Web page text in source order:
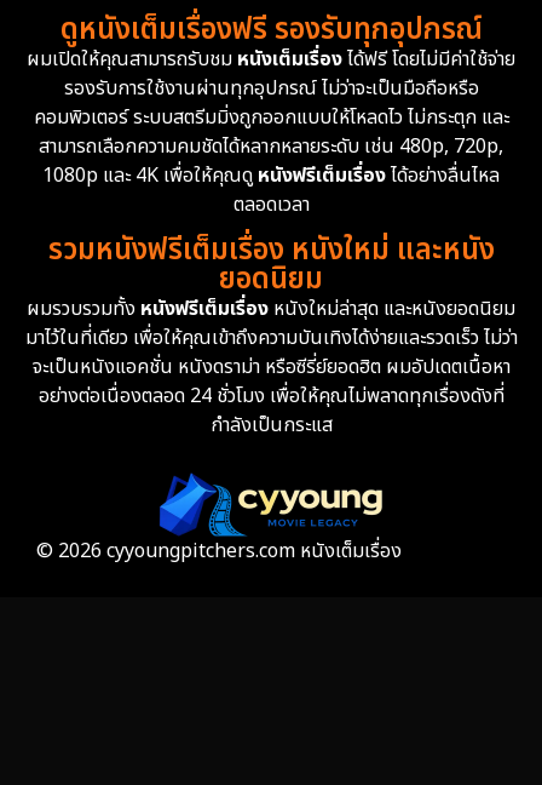
Dystopian 16
Emotional 61
Epic มหากาพย์ 216
Family ครอบครัว 360
Fantasy จินตนาการ 327
Fiction 9
ดูหนังเต็มเรื่องฟรี รองรับทุกอุปกรณ์
ผมเปิดให้คุณสามารถรับชม หนังเต็มเรื่องได้ฟรี โดยไม่มีค่าใช้จ่าย
รองรับการใช้งานผ่านทุกอุปกรณ์ ไม่ว่าจะเป็นมือถือหรือ
คอมพิวเตอร์ ระบบสตรีมมิ่งถูกออกแบบให้โหลดไว ไม่กระตุก และ
สามารถเลือกความคมชัดได้หลากหลายระดับ เช่น 480p, 720p,
1080p และ 4K เพื่อให้คุณดู หนังฟรีเต็มเรื่องได้อย่างลื่นไหล
ตลอดเวลา
รวมหนังฟรีเต็มเรื่อง หนังใหม่ และหนัง
ยอดนิยม
ผมรวบรวมทั้ง หนังฟรีเต็มเรื่อง หนังใหม่ล่าสุด และหนังยอดนิยม
มาไว้ในที่เดียว เพื่อให้คุณเข้าถึงความบันเทิงได้ง่ายและรวดเร็ว ไม่ว่า
จะเป็นหนังแอคชั่น หนังดราม่า หรือซีรี่ย์ยอดฮิต ผมอัปเดตเนื้อหา
อย่างต่อเนื่องตลอด 24 ชั่วโมง เพื่อให้คุณไม่พลาดทุกเรื่องดังที่
กำลังเป็นกระแส
© 2026 cyyoungpitchers.com หนังเต็มเรื่อง